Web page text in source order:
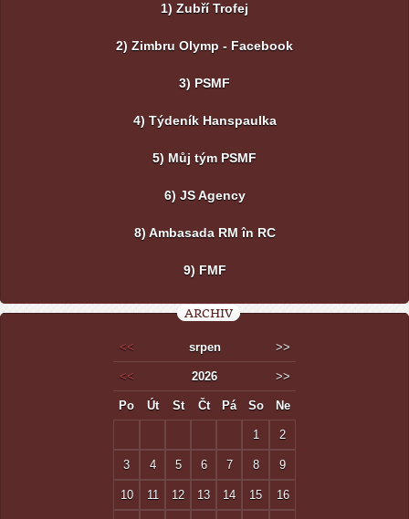
1) Zubří Trofej
2) Zimbru Olymp - Facebook
3) PSMF
4) Týdeník Hanspaulka
5) Můj tým PSMF
6) JS Agency
8) Ambasada RM în RC
9) FMF
ARCHIV
<< srpen >>
<< 2026 >>
Po Út St Čt Pá So Ne
1 2
3 4 5 6 7 8 9
10 11 12 13 14 15 16